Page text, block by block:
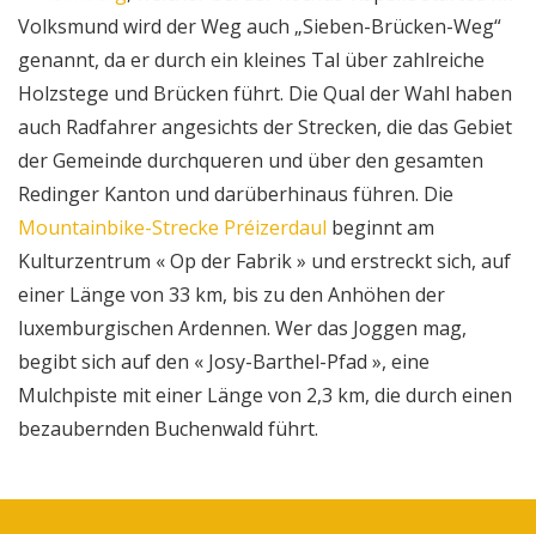
Volksmund wird der Weg auch „Sieben-Brücken-Weg“
genannt, da er durch ein kleines Tal über zahlreiche
Holzstege und Brücken führt. Die Qual der Wahl haben
auch Radfahrer angesichts der Strecken, die das Gebiet
der Gemeinde durchqueren und über den gesamten
Redinger Kanton und darüberhinaus führen. Die
Mountainbike-Strecke Préizerdaul beginnt am
Kulturzentrum « Op der Fabrik » und erstreckt sich, auf
einer Länge von 33 km, bis zu den Anhöhen der
luxemburgischen Ardennen. Wer das Joggen mag,
begibt sich auf den « Josy-Barthel-Pfad », eine
Mulchpiste mit einer Länge von 2,3 km, die durch einen
bezaubernden Buchenwald führt.